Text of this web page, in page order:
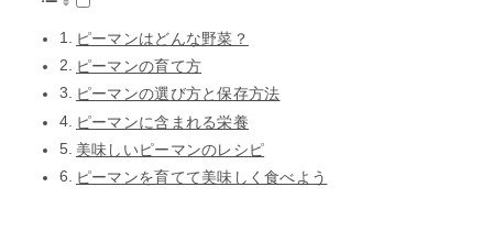
ピーマンはどんな野菜？
ピーマンの育て方
ピーマンの選び方と保存方法
ピーマンに含まれる栄養
美味しいピーマンのレシピ
ピーマンを育てて美味しく食べよう